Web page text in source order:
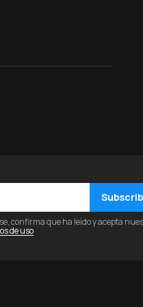
confirma que ha leído y acepta
de uso